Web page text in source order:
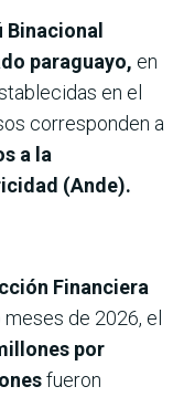
Binacional
paraguayo, en
en el
corresponden a
a la
(Ande).
Financiera
de 2026, el
por
fueron